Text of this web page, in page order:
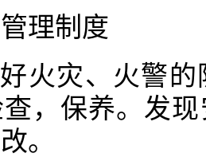
理制度
火灾、火警
，保养。发
。